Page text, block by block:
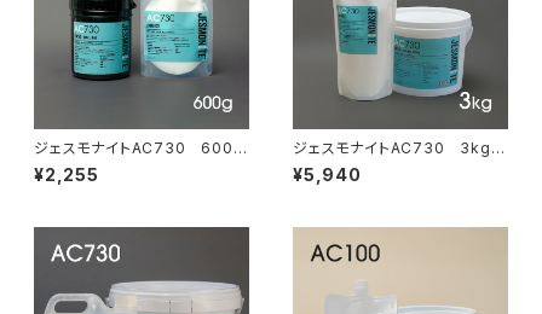
ジェスモナイトAC730 600g
セット（ソフトナー付）
¥2,255
ジェスモナイトAC730 3kgセ
ット
¥5,940